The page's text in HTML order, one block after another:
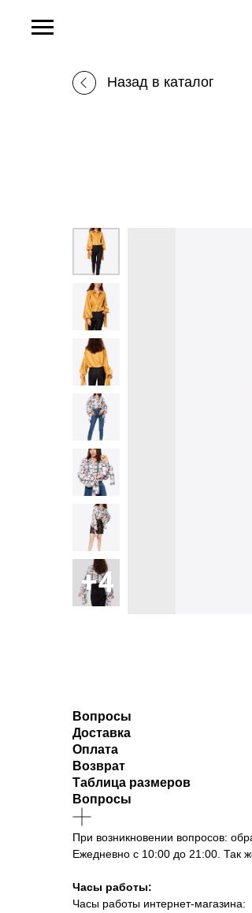
Назад в каталог
Вопросы
Доставка
Оплата
Возврат
Таблица размеров
Вопросы
При возникновении вопросов:
Ежедневно с 10:00 до 21:00. Так
Часы работы:
Часы работы интернет-магазина: